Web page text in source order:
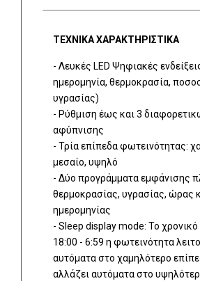
ΤΕΧΝΙΚΑ ΧΑΡΑΚΤΗΡΙΣΤΙΚΑ
- Λευκές LED Ψηφιακές
ημερομηνία, θερμοκρασία,
υγρασίας)
- Ρύθμιση έως και 3
αφύπνισης
- Τρία επίπεδα φωτεινότητας:
μεσαίο, υψηλό
- Δύο προγράμματα εμφάνισης
θερμοκρασίας, υγρασίας, ώρας
ημερομηνίας
- Sleep display mode: Το
18:00 - 6:59 η φωτεινότητα
αυτόματα στο χαμηλότερο
αλλάζει αυτόματα στο